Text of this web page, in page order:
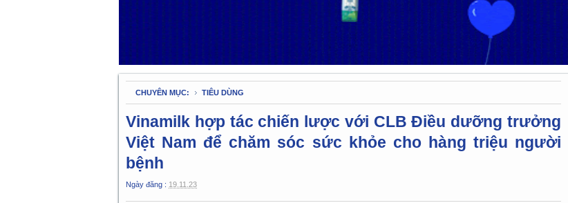
CHUYÊN MỤC: TIÊU DÙNG
Vinamilk hợp tác chiến lược với CLB Điều dưỡng trưởng
Việt Nam để chăm sóc sức khỏe cho hàng triệu người
bệnh
Ngày đăng : 19.11.23